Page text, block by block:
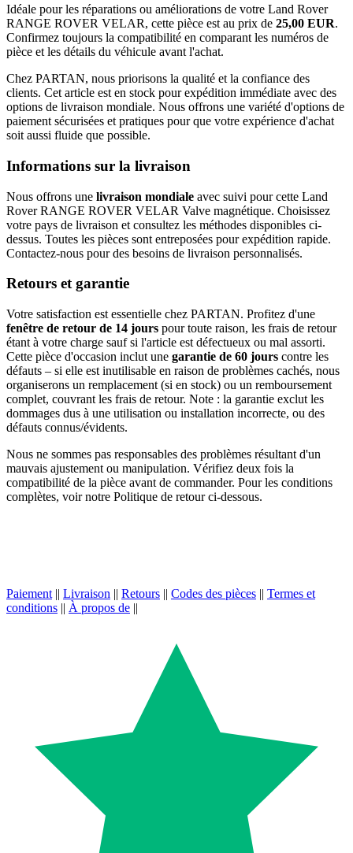
Idéale pour les réparations ou améliorations de votre Land Rover
RANGE ROVER VELAR, cette pièce est au prix de 25,00 EUR.
Confirmez toujours la compatibilité en comparant les numéros de
pièce et les détails du véhicule avant l'achat.
Chez PARTAN, nous priorisons la qualité et la confiance des
clients. Cet article est en stock pour expédition immédiate avec des
options de livraison mondiale. Nous offrons une variété d'options de
paiement sécurisées et pratiques pour que votre expérience d'achat
soit aussi fluide que possible.
Informations sur la livraison
Nous offrons une livraison mondiale avec suivi pour cette Land
Rover RANGE ROVER VELAR Valve magnétique. Choisissez
votre pays de livraison et consultez les méthodes disponibles ci-
dessus. Toutes les pièces sont entreposées pour expédition rapide.
Contactez-nous pour des besoins de livraison personnalisés.
Retours et garantie
Votre satisfaction est essentielle chez PARTAN. Profitez d'une
fenêtre de retour de 14 jours pour toute raison, les frais de retour
étant à votre charge sauf si l'article est défectueux ou mal assorti.
Cette pièce d'occasion inclut une garantie de 60 jours contre les
défauts – si elle est inutilisable en raison de problèmes cachés, nous
organiserons un remplacement (si en stock) ou un remboursement
complet, couvrant les frais de retour. Note : la garantie exclut les
dommages dus à une utilisation ou installation incorrecte, ou des
défauts connus/évidents.
Nous ne sommes pas responsables des problèmes résultant d'un
mauvais ajustement ou manipulation. Vérifiez deux fois la
compatibilité de la pièce avant de commander. Pour les conditions
complètes, voir notre Politique de retour ci-dessous.
Paiement || Livraison || Retours || Codes des pièces || Termes et
conditions || À propos de ||